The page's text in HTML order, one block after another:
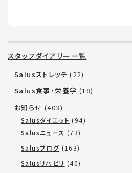
スタッフダイアリー一覧
Salusストレッチ (22)
Salus食事・栄養学 (18)
お知らせ (403)
Salusダイエット (94)
Salusニュース (73)
Salusブログ (163)
Salusリハビリ (40)